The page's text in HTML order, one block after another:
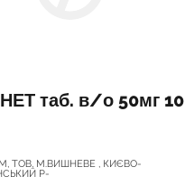
таб. в/о 50мг 10
ТОВ, М.ВИШНЕВЕ , КИЄВО-
Р-